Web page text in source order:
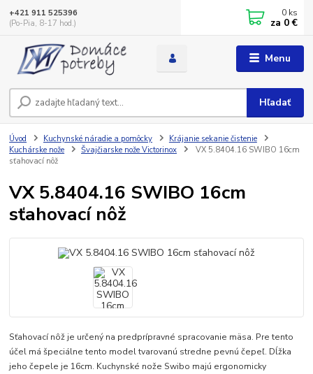
Menu
Hľadať
+421 911 525396
(Po-Pia, 8-17 hod.)
0 ks
za 0 €
Úvod Kuchynské náradie a pomôcky
Krájanie sekanie čistenie
Kuchárske nože
Švajčiarske nože Victorinox
VX 5.8404.16 SWIBO 16cm
sťahovací nôž
VX 5.8404.16 SWIBO 16cm
sťahovací nôž
Sťahovací nôž je určený na predprípravné spracovanie mäsa. Pre tento
účel má špeciálne tento model tvarovanú stredne pevnú čepeľ. Dĺžka
jeho čepele je 16cm. Kuchynské nože Swibo majú ergonomicky